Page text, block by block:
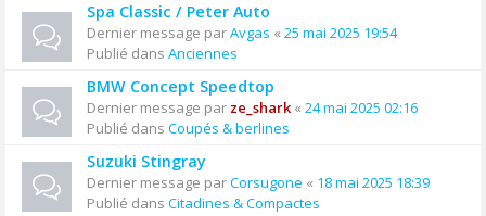
Spa Classic / Peter Auto
Dernier message parAvgas « 25 mai 2025 19:54
Publié dans Anciennes
BMW Concept Speedtop
Dernier message par ze_shark« 24 mai 2025 02:16
Publié dans Coupés & berlines
Suzuki Stingray
Dernier message parCorsugone « 18 mai 2025 18:39
Publié dans Citadines & Compactes